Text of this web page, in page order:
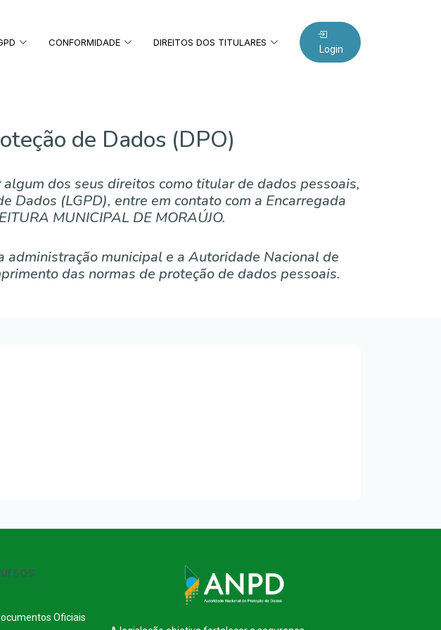
CONFORMIDADE DIREITOS DOS TITULARES
Login
de Dados (DPO)
dos seus direitos como titular de dados pessoais,
Dados (LGPD), entre em contato com a Encarregada
MUNICIPAL DE MORAÚJO.
municipal e a Autoridade Nacional de
das normas de proteção de dados pessoais.
Oficiais